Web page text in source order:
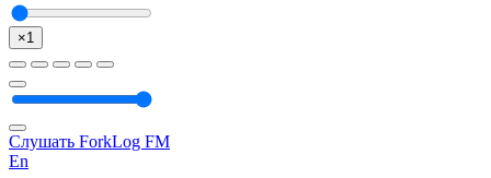
×1
Слушать ForkLog FM
En